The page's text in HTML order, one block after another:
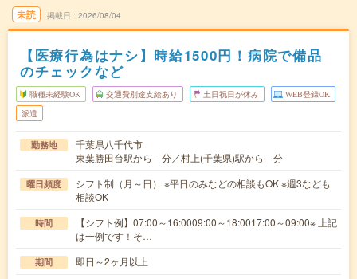
未読 掲載日 2026/08/04
【医療行為はナシ】時給1500円！病院で備品
のチェックなど
職種未経験OK 交通費別途支給あり 土日祝日が休み WEB登録OK
派遣
勤務地
千葉県八千代市
東葉勝田台駅から---分／村上(千葉県)駅から---分
曜日頻度
シフト制（月～日） ※平日のみなどの相談もOK ※週3なども
相談OK
時間
【シフト例】07:00～16:0009:00～18:0017:00～09:00※ 上記
は一例です！そ…
期間 即日～2ヶ月以上